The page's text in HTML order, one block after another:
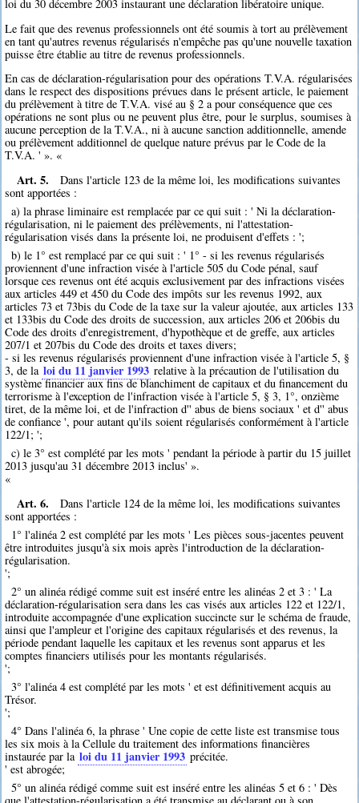
loi du 30 décembre 2003 instaurant une déclaration libératoire unique.
Le fait que des revenus professionnels ont été soumis à tort au prélèvement
en tant qu'autres revenus régularisés n'empêche pas qu'une nouvelle taxation
puisse être établie au titre de revenus professionnels.
En cas de déclaration-régularisation pour des opérations T.V.A. régularisées
dans le respect des dispositions prévues dans le présent article, le paiement
du prélèvement à titre de T.V.A. visé au § 2 a pour conséquence que ces
opérations ne sont plus ou ne peuvent plus être, pour le surplus, soumises à
aucune perception de la T.V.A., ni à aucune sanction additionnelle, amende
ou prélèvement additionnel de quelque nature prévus par le Code de la
T.V.A. ' ». «
Art. 5.
Dans l'article 123 de la même loi, les modifications suivantes
sont apportées :
a) la phrase liminaire est remplacée par ce qui suit : ' Ni la déclaration-
régularisation, ni le paiement des prélèvements, ni l'attestation-
régularisation visés dans la présente loi, ne produisent d'effets : ';
b) le 1° est remplacé par ce qui suit : ' 1° - si les revenus régularisés
proviennent d'une infraction visée à l'article 505 du Code pénal, sauf
lorsque ces revenus ont été acquis exclusivement par des infractions visées
aux articles 449 et 450 du Code des impôts sur les revenus 1992, aux
articles 73 et 73bis du Code de la taxe sur la valeur ajoutée, aux articles 133
et 133bis du Code des droits de succession, aux articles 206 et 206bis du
Code des droits d'enregistrement, d'hypothèque et de greffe, aux articles
207/1 et 207bis du Code des droits et taxes divers;
- si les revenus régularisés proviennent d'une infraction visée à l'article 5, §
3, de la loi du 11 janvier 1993 relative à la précaution de l'utilisation du
système financier aux fins de blanchiment de capitaux et du financement du
terrorisme à l'exception de l'infraction visée à l'article 5, § 3, 1°, onzième
tiret, de la même loi, et de l'infraction d'' abus de biens sociaux ' et d'' abus
de confiance ', pour autant qu'ils soient régularisés conformément à l'article
122/1; ';
c) le 3° est complété par les mots ' pendant la période à partir du 15 juillet
2013 jusqu'au 31 décembre 2013 inclus' ».
«
Art. 6.
Dans l'article 124 de la même loi, les modifications suivantes
sont apportées :
1° l'alinéa 2 est complété par les mots ' Les pièces sous-jacentes peuvent
être introduites jusqu'à six mois après l'introduction de la déclaration-
régularisation.
';
2° un alinéa rédigé comme suit est inséré entre les alinéas 2 et 3 : ' La
déclaration-régularisation sera dans les cas visés aux articles 122 et 122/1,
introduite accompagnée d'une explication succincte sur le schéma de fraude,
ainsi que l'ampleur et l'origine des capitaux régularisés et des revenus, la
période pendant laquelle les capitaux et les revenus sont apparus et les
comptes financiers utilisés pour les montants régularisés.
';
3° l'alinéa 4 est complété par les mots ' et est définitivement acquis au
Trésor.
';
4° Dans l'alinéa 6, la phrase ' Une copie de cette liste est transmise tous
les six mois à la Cellule du traitement des informations financières
instaurée par la loi du 11 janvier 1993 précitée.
' est abrogée;
5° un alinéa rédigé comme suit est inséré entre les alinéas 5 et 6 : ' Dès